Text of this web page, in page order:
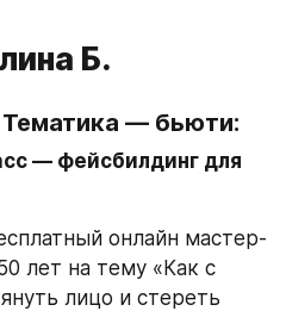
Б.
Тематика — бьюти:
— фейсбилдинг для
онлайн мастер-
лет на тему «Как с
лицо и стереть